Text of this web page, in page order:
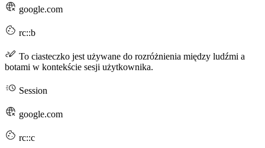
google.com
rc::b
To ciasteczko jest używane do rozróżnienia między ludźmi a
botami w kontekście sesji użytkownika.
Session
google.com
rc::c